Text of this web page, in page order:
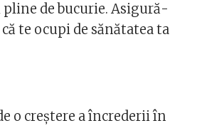
de bucurie. Asigură-
te ocupi de sănătatea ta
o creștere a încrederii în